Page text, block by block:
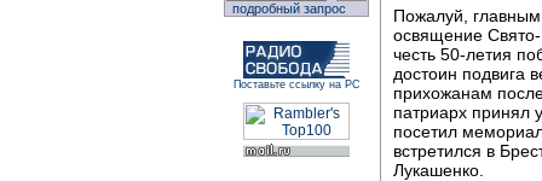
подробный запрос
Поставьте ссылку на РС
Пожалуй,
освящение Свято-
честь 50-летия
достоин подвига
прихожанам
патриарх принял
посетил
встретился в
Лукашенко.